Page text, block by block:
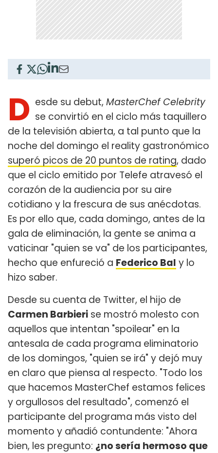
D esde su debut, MasterChef Celebrity
se convirtió en el ciclo más taquillero
de la televisión abierta, a tal punto que la
noche del domingo el reality gastronómico
superó picos de 20 puntos de rating, dado
que el ciclo emitido por Telefe atravesó el
corazón de la audiencia por su aire
cotidiano y la frescura de sus anécdotas.
Es por ello que, cada domingo, antes de la
gala de eliminación, la gente se anima a
vaticinar "quien se va" de los participantes,
hecho que enfureció a Federico Bal y lo
hizo saber.
Desde su cuenta de Twitter, el hijo de
Carmen Barbieri se mostró molesto con
aquellos que intentan "spoilear" en la
antesala de cada programa eliminatorio
de los domingos, "quien se irá" y dejó muy
en claro que piensa al respecto. "Todo los
que hacemos MasterChef estamos felices
y orgullosos del resultado", comenzó el
participante del programa más visto del
momento y añadió contundente: "Ahora
bien, les pregunto: ¿no sería hermoso que